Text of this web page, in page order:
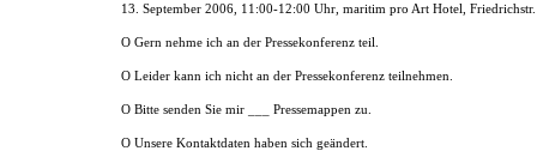
13. September 2006, 11:00-12:00 Uhr, maritim pro Art Hotel,
O Gern nehme ich an der Pressekonferenz teil.
O Leider kann ich nicht an der Pressekonferenz teilnehmen.
O Bitte senden Sie mir ___ Pressemappen zu.
O Unsere Kontaktdaten haben sich geändert.